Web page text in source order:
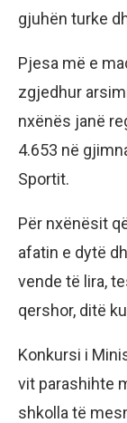
gjuhën turke
Pjesa më e
zgjedhur
nxënës janë
4.653 në
Sportit.
Për nxënësit
afatin e dytë
vende të lira,
qershor, ditë
Konkursi i
vit parashihte
shkolla të